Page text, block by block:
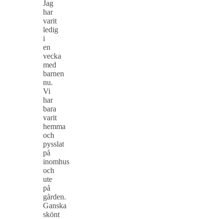
Jag
har
varit
ledig
i
en
vecka
med
barnen
nu.
Vi
har
bara
varit
hemma
och
pysslat
på
inomhus
och
ute
på
gården.
Ganska
skönt